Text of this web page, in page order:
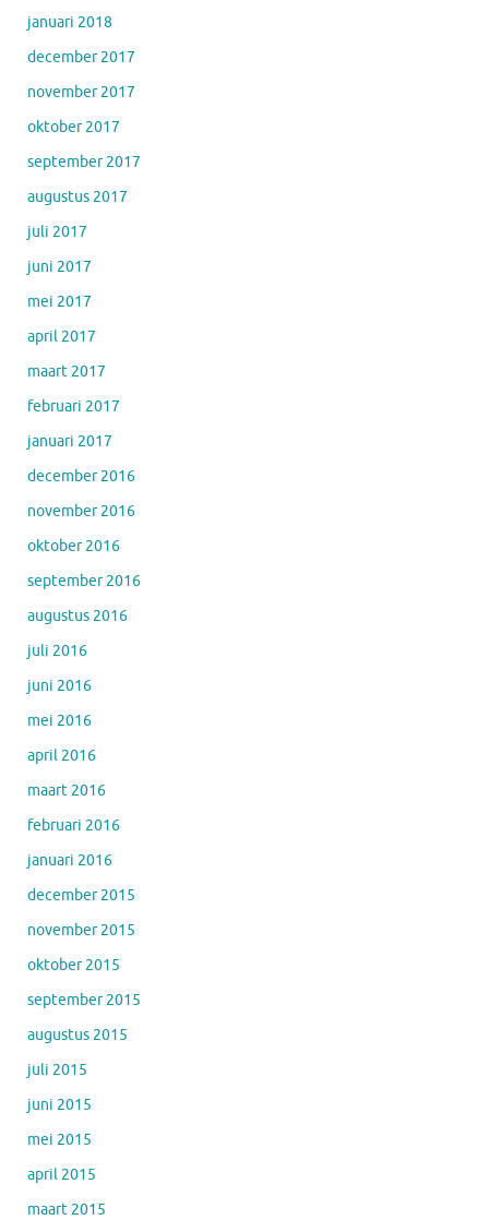
januari 2018
december 2017
november 2017
oktober 2017
september 2017
augustus 2017
juli 2017
juni 2017
mei 2017
april 2017
maart 2017
februari 2017
januari 2017
december 2016
november 2016
oktober 2016
september 2016
augustus 2016
juli 2016
juni 2016
mei 2016
april 2016
maart 2016
februari 2016
januari 2016
december 2015
november 2015
oktober 2015
september 2015
augustus 2015
juli 2015
juni 2015
mei 2015
april 2015
maart 2015